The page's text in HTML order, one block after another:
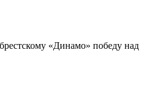
«Динамо» победу над